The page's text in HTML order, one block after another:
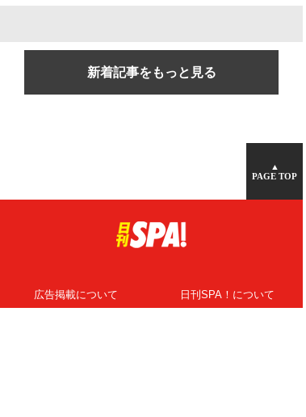
新着記事をもっと見る
▲
PAGE TOP
広告掲載について 日刊SPA！について